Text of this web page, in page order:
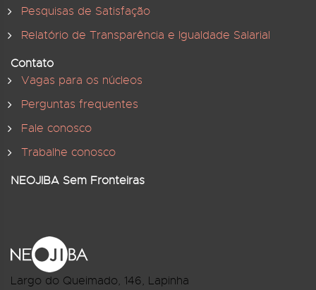
Pesquisas de Satisfação
Relatório de Transparência e Igualdade Salarial
Contato
Vagas para os núcleos
Perguntas frequentes
Fale conosco
Trabalhe conosco
NEOJIBA Sem Fronteiras
Largo do Queimado, 146, Lapinha